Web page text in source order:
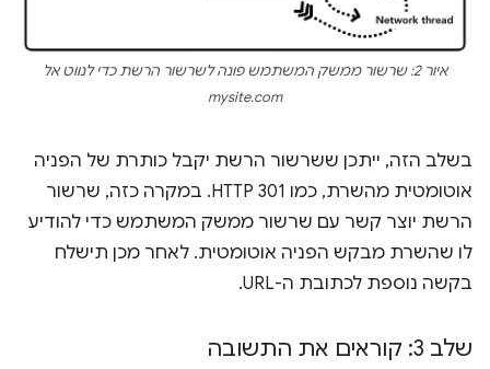
איור 2: שרשור ממשק המשתמש פונה לשרשור הרשת כדי לנווט אל
mysite.com
בשלב הזה, ייתכן ששרשור הרשת יקבל כותרת של הפניה
אוטומטית מהשרת, כמו HTTP 301. במקרה כזה, שרשור
הרשת יוצר קשר עם שרשור ממשק המשתמש כדי להודיע
לו שהשרת מבקש הפניה אוטומטית. לאחר מכן תישלח
בקשה נוספת לכתובת ה-URL.
שלב 3: קוראים את התשובה